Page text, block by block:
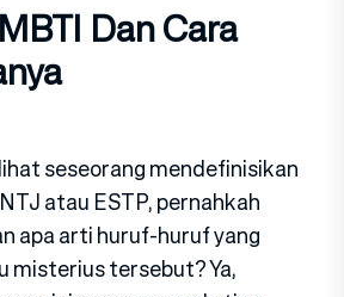
Dan Cara
seseorang mendefinisikan
atau ESTP, pernahkah
apa arti huruf-huruf yang
misterius tersebut? Ya,